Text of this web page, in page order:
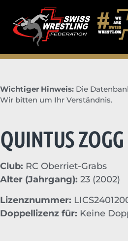
Wichtiger Hinweis: Die
Wir bitten um Ihr Verständnis.
QUINTUS ZOGG
Club: RC Oberriet-Grabs
Alter (Jahrgang): 23 (2002)
Lizenznummer:
Doppellizenz für: Keine